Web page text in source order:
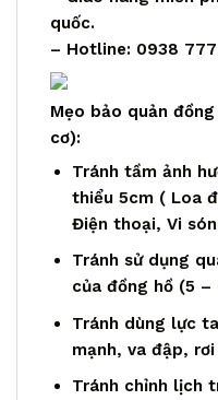
quốc.
– Hotline: 0938
Mẹo bảo quản
cơ):
Tránh tầm ảnh
thiểu 5cm ( Loa
Điện thoại, Vi
Tránh sử dụng
của đồng hồ (5 –
Tránh dùng lực
mạnh, va đập,
Tránh chỉnh lịch